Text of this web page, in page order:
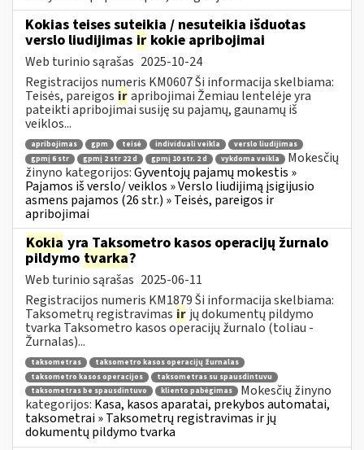
Kokias teises suteikia / nesuteikia išduotas
verslo liudijimas ir kokie apribojimai
Web turinio sąrašas 2025-10-24
Registracijos numeris KM0607 Ši informacija skelbiama:
Teisės, pareigos irapribojimai Žemiau lentelėje yra
pateikti apribojimai susiję su pajamų, gaunamų iš
veiklos...
apribojimas gpm teisė individuali veikla
verslo liudijimas
gpmį 6 str
gpmį 2 str 22 d gpmį 10 str. 2 d vykdoma veikla
Mokesčių
žinyno kategorijos:Gyventojų pajamų mokestis »
Pajamos iš verslo/ veiklos » Verslo liudijimą įsigijusio
asmens pajamos (26 str.) » Teisės, pareigos ir
apribojimai
Kokia yra Taksometro kasos operacijų žurnalo
pildymo tvarka?
Web turinio sąrašas 2025-06-11
Registracijos numeris KM1879 Ši informacija skelbiama:
Taksometrų registravimas ir jų dokumentų pildymo
tvarka Taksometro kasos operacijų žurnalo (toliau -
Žurnalas)...
taksometras
taksometro kasos operacijų žurnalas
taksometro kasos operacijos
taksometras su spausdintuvu
taksometras be spausdintuvo
kliento pabėgimas
Mokesčių žinyno
kategorijos: Kasa, kasos aparatai, prekybos automatai,
taksometrai » Taksometrų registravimas ir jų
dokumentų pildymo tvarka